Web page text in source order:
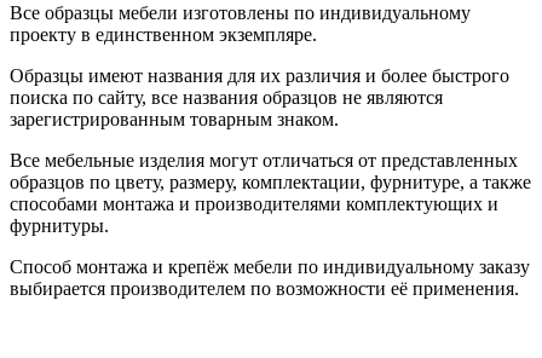
Все образцы мебели изготовлены по индивидуальному
проекту в единственном экземпляре.
Образцы имеют названия для их различия и более быстрого
поиска по сайту, все названия образцов не являются
зарегистрированным товарным знаком.
Все мебельные изделия могут отличаться от представленных
образцов по цвету, размеру, комплектации, фурнитуре, а также
способами монтажа и производителями комплектующих и
фурнитуры.
Способ монтажа и крепёж мебели по индивидуальному заказу
выбирается производителем по возможности её применения.